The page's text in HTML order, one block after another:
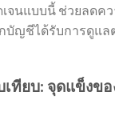
จนแบบนี้ ช่วยลดค
บัญชีได้รับการดูแ
เทียบ: จุดแข็งข